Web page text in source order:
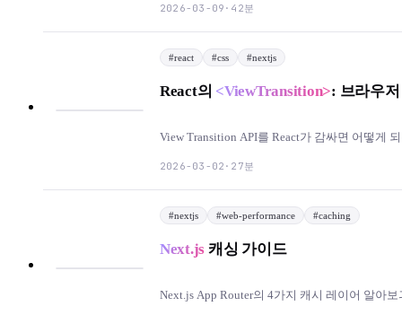
2026-03-09 · 42분
#react #css #nextjs
React의 <ViewTransition>: 브라우
View Transition API를 React가 감싸면 어떻게
2026-03-02 · 27분
#nextjs #web-performance #caching
Next.js 캐싱 가이드
Next.js App Router의 4가지 캐시 레이어 알아보